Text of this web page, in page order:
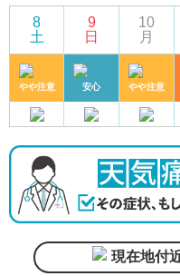
8
土
やや注意
9
日
安心
10
月
やや注意
現在地付